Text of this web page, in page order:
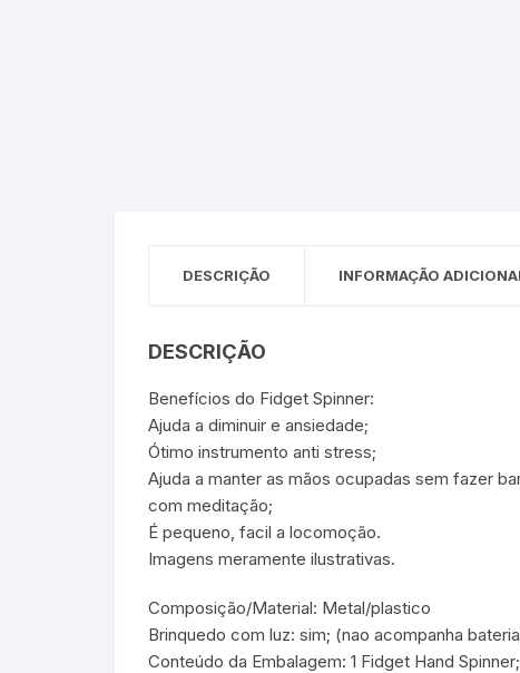
DESCRIÇÃO INFORMAÇÃO
DESCRIÇÃO
Benefícios do Fidget Spinner:
Ajuda a diminuir e ansiedade;
Ótimo instrumento anti stress;
Ajuda a manter as mãos ocupadas sem fazer
com meditação;
É pequeno, facil a locomoção.
Imagens meramente ilustrativas.
Composição/Material: Metal/plastico
Brinquedo com luz: sim; (nao acompanha
Conteúdo da Embalagem: 1 Fidget Hand Spinner;